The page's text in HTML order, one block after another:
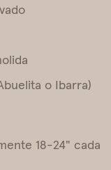
o Ibarra)
18-24" cada